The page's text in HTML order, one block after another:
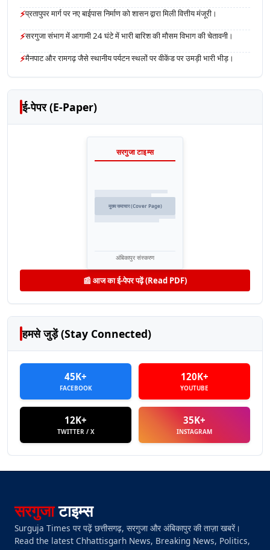
⚡प्रतापुपर मार्ग पर नए बाईपास निर्माण को शासन द्वारा मिली वित्तीय मंजूरी।
⚡सरगुजा संभाग में आगामी 24 घंटे में भारी बारिश की मौसम विभाग की चेतावनी।
⚡मैनपाट और रामगढ़ जैसे स्थानीय पर्यटन स्थलों पर वीकेंड पर उमड़ी भारी भीड़।
ई-पेपर (E-Paper)
सरगुजा टाइम्स
मुख्य समाचार (Cover Page)
अंबिकापुर संस्करण
📰 आज का ई-पेपर पढ़ें (Read PDF)
हमसे जुड़ें (Stay Connected)
45K+
FACEBOOK
120K+
YOUTUBE
12K+
TWITTER / X
35K+
INSTAGRAM
सरगुजाटाइम्स
Surguja Times पर पढ़ें छत्तीसगढ़, सरगुजा और अंबिकापुर की ताज़ा खबरें।
Read the latest Chhattisgarh News, Breaking News, Politics,